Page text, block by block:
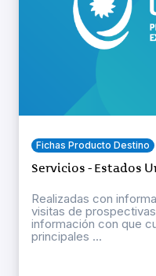
Fichas Producto Destino
Servicios - Estados
Realizadas con
visitas de
información con que
principales ...